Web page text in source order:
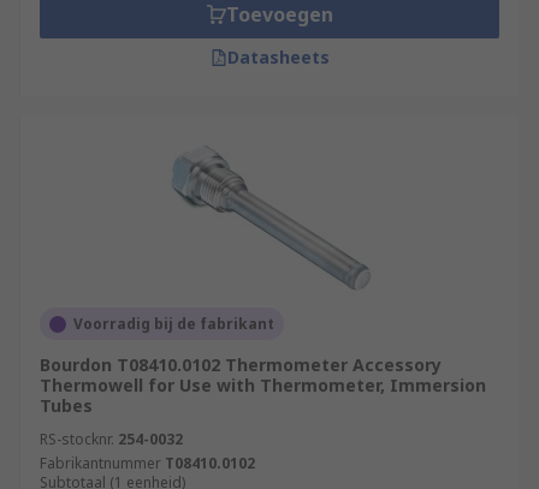
Toevoegen
Datasheets
Voorradig bij de fabrikant
Bourdon T08410.0102 Thermometer Accessory
Thermowell for Use with Thermometer, Immersion
Tubes
RS-stocknr. 254-0032
Fabrikantnummer T08410.0102
Subtotaal (1 eenheid)